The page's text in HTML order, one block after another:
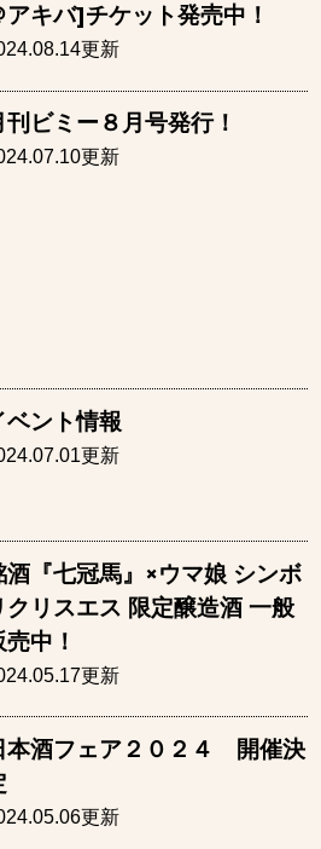
アキバ]チケット発売中！
更新
刊ビミー８月号発行！
更新
ベント情報
更新
酒『七冠馬』×ウマ娘 シンボ
クリスエス 限定醸造酒 一般
売中！
更新
本酒フェア２０２４ 開催決
更新